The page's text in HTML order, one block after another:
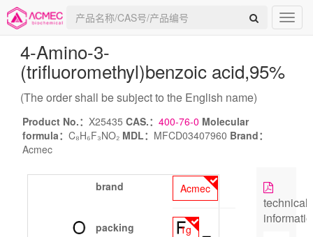
4-Amino-3-
(trifluoromethyl)benzoic acid,95%
(The order shall be subject to the English name)
Product No.： X25435 CAS.： 400-76-0 Molecular
formula： C₈H₆F₃NO₂ MDL： MFCD03407960 Brand：
Acmec
brand Acmec
packing
1g
technical